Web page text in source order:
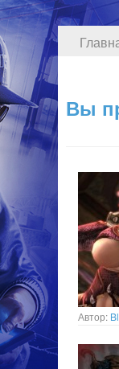
Вы
Автор: